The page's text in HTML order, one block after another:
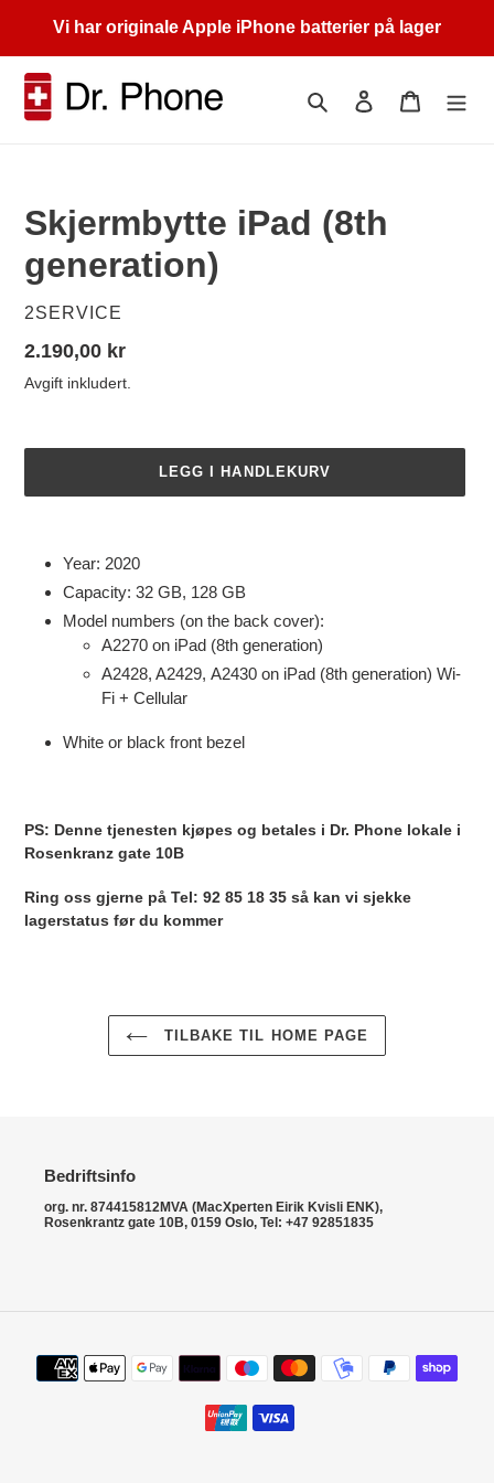
til
innholdet
Vi har originale Apple iPhone batterier på lager
Logg på
Skjermbytte iPad (8th
generation)
SELGER
2SERVICE
Vanlig
pris
2.190,00 kr
Avgift inkludert.
LEGG I HANDLEKURV
produkter
handlekurven
Year: 2020
Capacity: 32 GB, 128 GB
Model numbers (on the back cover):
A2270 on iPad (8th generation)
A2428, A2429, A2430 on iPad (8th generation) Wi-
Fi + Cellular
White or black front bezel
PS: Denne tjenesten kjøpes og betales i Dr. Phone lokale i
Rosenkranz gate 10B
Ring oss gjerne på Tel: 92 85 18 35 så kan vi sjekke
lagerstatus før du kommer
TILBAKE TIL HOME PAGE
Bedriftsinfo
org. nr. 874415812MVA (MacXperten Eirik Kvisli ENK),
Rosenkrantz gate 10B, 0159 Oslo, Tel: +47 92851835
Betalingsmetoder